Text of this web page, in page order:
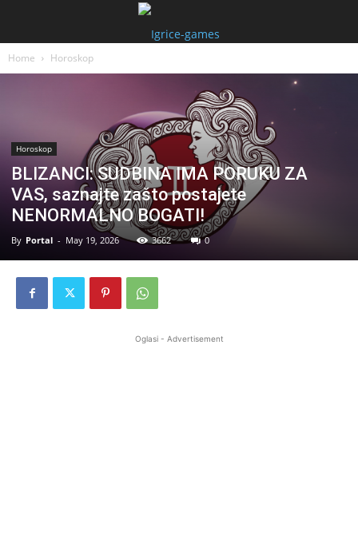
Home Horoskop
Horoskop
BLIZANCI: SUDBINA IMA PORUKU ZA
VAS, saznajte zašto postajete
NENORMALNO BOGATI!
By Portal - May 19, 2026 3662 0
Oglasi - Advertisement